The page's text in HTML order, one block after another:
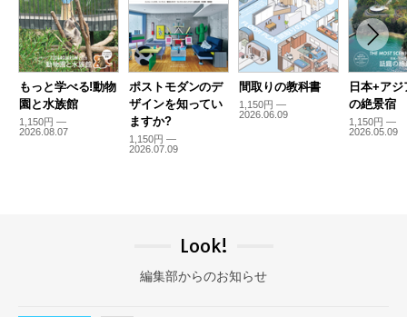
もっと学べる!動物
園と水族館
1,150円 —
2026.08.07
ポストモダンのデ
ザインを知ってい
ますか?
1,150円 —
2026.07.09
間取りの教科書
1,150円 —
2026.06.09
日本+アジ
の絶景宿
1,150円 —
2026.05.09
Look!
編集部からのお知らせ